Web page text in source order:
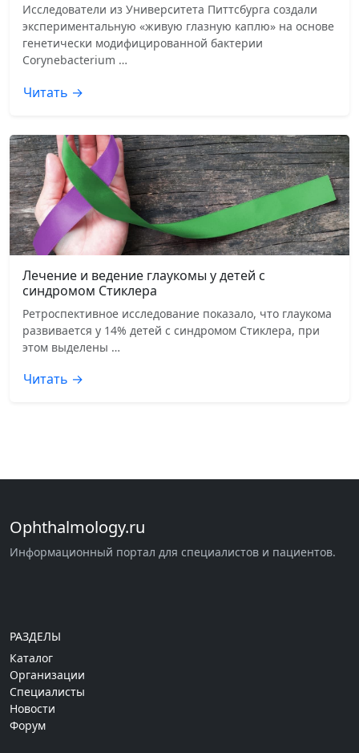
Исследователи из Университета Питтсбурга создали
экспериментальную «живую глазную каплю» на основе
генетически модифицированной бактерии
Corynebacterium …
Читать →
Лечение и ведение глаукомы у детей с
синдромом Стиклера
Ретроспективное исследование показало, что глаукома
развивается у 14% детей с синдромом Стиклера, при
этом выделены …
Читать →
Ophthalmology.ru
Информационный портал для специалистов и пациентов.
РАЗДЕЛЫ
Каталог
Организации
Специалисты
Новости
Форум